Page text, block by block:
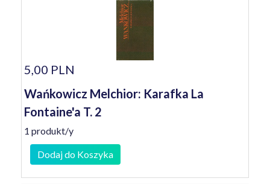
5,00 PLN
Wańkowicz Melchior: Karafka La
Fontaine'a T. 2
1 produkt/y
Dodaj do Koszyka